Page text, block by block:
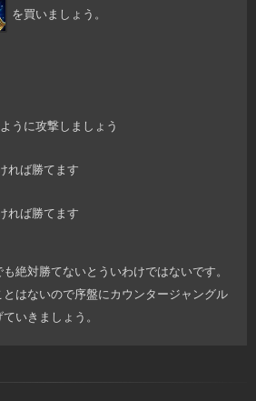
を買いましょう。
うに攻撃しましょう
れば勝てます
れば勝てます
絶対勝てないとういわけではないです。
はないので序盤にカウンタージャングル
いきましょう。